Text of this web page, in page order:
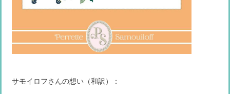
サモイロフさんの想い（和訳）：